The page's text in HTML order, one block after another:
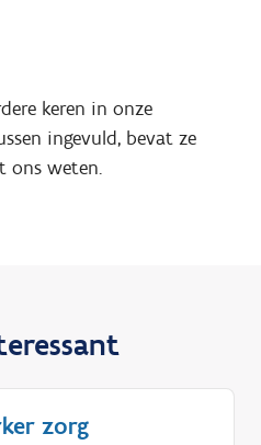
keren in onze
ingevuld, bevat ze
ons weten.
zorg